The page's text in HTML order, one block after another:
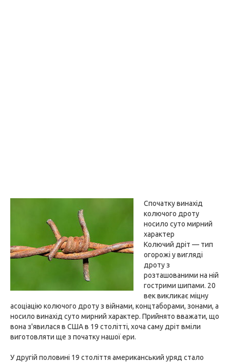
Спочатку винахід
колючого дроту
носило суто мирний
характер
Колючий дріт — тип
огорожі у вигляді
дроту з
розташованими на ній
гострими шипами. 20
век викликає міцну
асоціацію колючого дроту з війнами, концтаборами, зонами, а
носило винахід суто мирний характер. Прийнято вважати, що
вона з'явилася в США в 19 столітті, хоча саму дріт вміли
виготовляти ще з початку нашої ери.
У другій половині 19 століття американський уряд стало